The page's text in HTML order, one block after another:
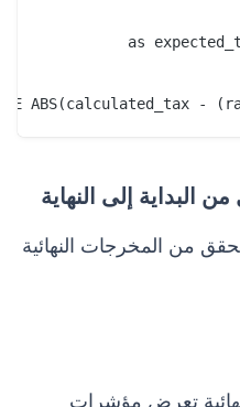
ABS(calculated_tax -
من المخرجات النهائية
تعرض مؤشرات